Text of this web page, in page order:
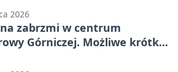
2026
zabrzmi w centrum
Górniczej. Możliwe krótkie